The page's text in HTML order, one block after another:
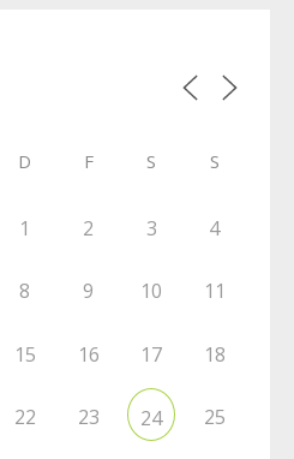
D F S S
1 2 3 4
8 9 10 11
15 16 17 18
22 23 24 25